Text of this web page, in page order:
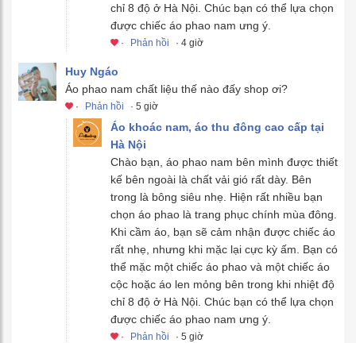
chỉ 8 độ ở Hà Nội. Chúc bạn có thể lựa chọn
được chiếc áo phao nam ưng ý.
· Phản hồi · 4 giờ
Huy Ngáo
Áo phao nam chất liệu thế nào đấy shop ơi?
· Phản hồi · 5 giờ
Áo khoác nam, áo thu đông cao cấp tại
Hà Nội
Chào bạn, áo phao nam bên mình được thiết
kế bên ngoài là chất vải gió rất dày. Bên
trong là bông siêu nhẹ. Hiện rất nhiều bạn
chọn áo phao là trang phục chính mùa đông.
Khi cầm áo, bạn sẽ cảm nhận được chiếc áo
rất nhẹ, nhưng khi mặc lại cực kỳ ấm. Bạn có
thể mặc một chiếc áo phao và một chiếc áo
cộc hoặc áo len mỏng bên trong khi nhiệt độ
chỉ 8 độ ở Hà Nội. Chúc bạn có thể lựa chọn
được chiếc áo phao nam ưng ý.
· Phản hồi · 5 giờ